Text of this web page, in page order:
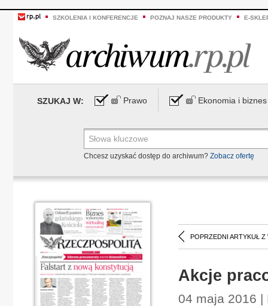
SZKOLENIA I KONFERENCJE POZNAJ NASZE PRODUKTY E-
SZUKAJ W: Prawo Ekonomia i biznes
Chcesz uzyskać dostęp do archiwum? Zobacz ofertę
POPRZEDNI ARTYKUŁ Z
Akcje
04 maja 2016 |